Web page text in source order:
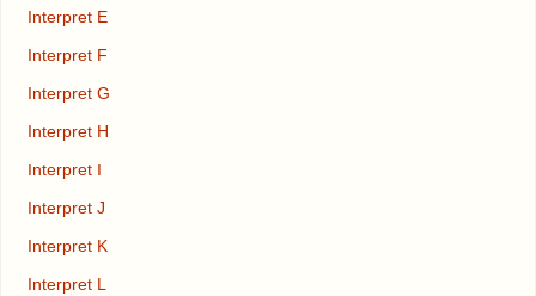
Interpret E
Interpret F
Interpret G
Interpret H
Interpret I
Interpret J
Interpret K
Interpret L